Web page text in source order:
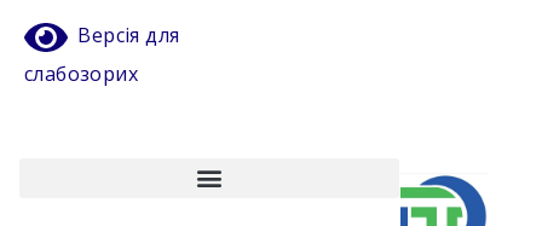
Версія для
слабозорих